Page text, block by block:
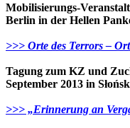
Mobilisierungs-
Berlin in der Hellen
>>> Orte des Terrors –
Tagung zum KZ und
September 2013 in Słońsk
>>> „Erinnerung an